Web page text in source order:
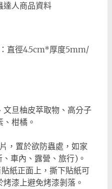
達人商品資料
直徑4.5cm*厚度5mm/
旦柚皮萃取物、高分子
柑橘。
，置於欲防蟲處，如家
車內、露營、旅行)。
紙正面上，撕下貼紙可
漆上避免烤漆剝落。